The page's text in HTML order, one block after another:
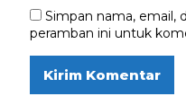
Simpan nama, email,
peramban ini untuk